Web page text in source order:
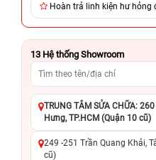
Hoàn trả linh kiện hư hỏng
13 Hệ thống Showroom
TRUNG TÂM SỬA CHỮA:
Hưng, TP.HCM (Quận 10 cũ)
249 -251 Trần Quang Khải,
cũ)